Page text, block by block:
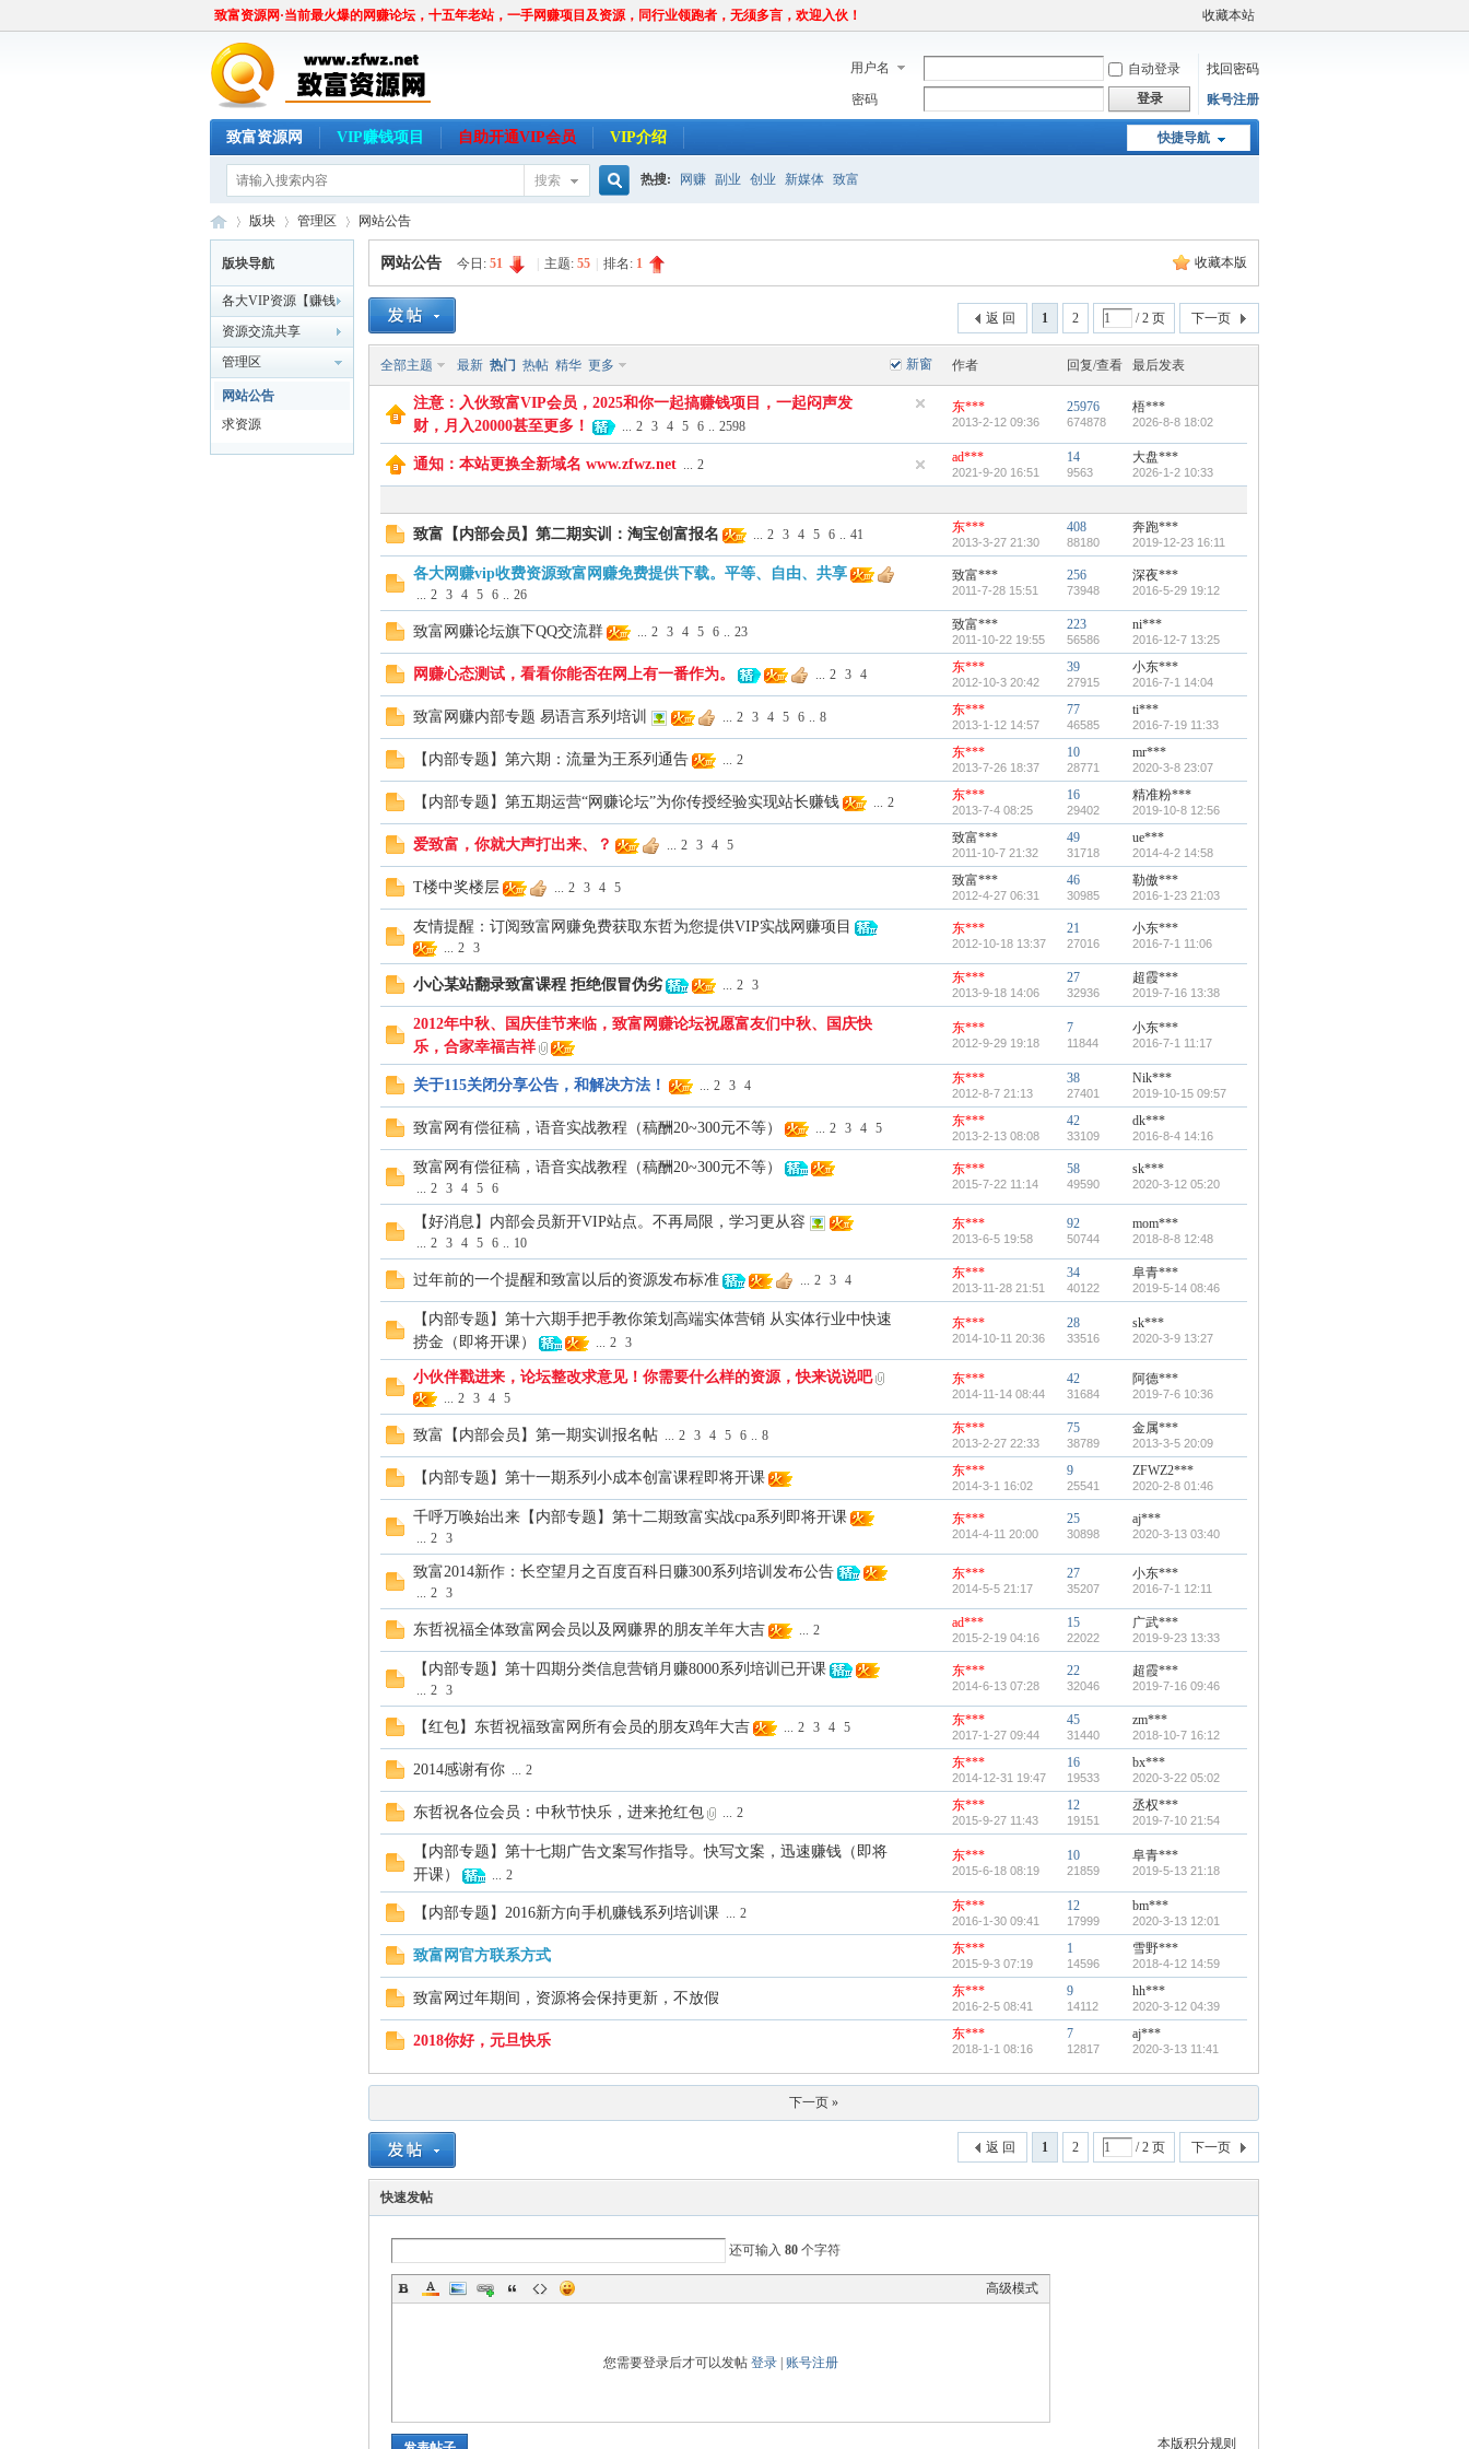
致富资源网·当前最火爆的网赚论坛，十五年老站，一手网赚项目及资源，同行业领跑者，无须多言，欢迎入伙！ 收藏本站
用户名 自动登录
找回密码
密码
登录 账号注册
快捷导航
致富资源网 VIP赚钱项目 自助开通VIP会员 VIP介绍
搜索 热搜: 网赚 副业 创业 新媒体 致富
致 »
版块
›
管理区
›
网站公告
版块导航
各大VIP资源【赚钱
项目，全网唯一】
资源交流共享
管理区
网站公告
求资源
收藏本版
网站公告 今日: 51 主题: 55 排名: 1
1 2 / 2 页 下一页
返 回
新窗
全部主题 最新 热门 热帖 精华 更多 作者 回复/查看 最后发表
注意：入伙致富VIP会员，2025和你一起搞赚钱项目，一起闷声发
财，月入20000甚至更多！
... 2 3 4 5 6 .. 2598
东***
2013-2-12 09:36
25976
674878
梧***
2026-8-8 18:02
通知：本站更换全新域名 www.zfwz.net ... 2 ad***
2021-9-20 16:51
14
9563
大盘***
2026-1-2 10:33
致富【内部会员】第二期实训：淘宝创富报名 ... 2 3 4 5 6 .. 41 东***
2013-3-27 21:30
408
88180
奔跑***
2019-12-23 16:11
各大网赚vip收费资源致富网赚免费提供下载。平等、自由、共享
... 2 3 4 5 6 .. 26
致富***
2011-7-28 15:51
256
73948
深夜***
2016-5-29 19:12
致富网赚论坛旗下QQ交流群 ... 2 3 4 5 6 .. 23 致富***
2011-10-22 19:55
223
56586
ni***
2016-12-7 13:25
网赚心态测试，看看你能否在网上有一番作为。 ... 2 3 4 东***
2012-10-3 20:42
39
27915
小东***
2016-7-1 14:04
致富网赚内部专题 易语言系列培训 ... 2 3 4 5 6 .. 8 东***
2013-1-12 14:57
77
46585
ti***
2016-7-19 11:33
【内部专题】第六期：流量为王系列通告 ... 2 东***
2013-7-26 18:37
10
28771
mr***
2020-3-8 23:07
【内部专题】第五期运营“网赚论坛”为你传授经验实现站长赚钱 ... 2 东***
2013-7-4 08:25
16
29402
精准粉***
2019-10-8 12:56
爱致富，你就大声打出来、？ ... 2 3 4 5 致富***
2011-10-7 21:32
49
31718
ue***
2014-4-2 14:58
T楼中奖楼层 ... 2 3 4 5 致富***
2012-4-27 06:31
46
30985
勒傲***
2016-1-23 21:03
友情提醒：订阅致富网赚免费获取东哲为您提供VIP实战网赚项目
... 2 3
东***
2012-10-18 13:37
21
27016
小东***
2016-7-1 11:06
小心某站翻录致富课程 拒绝假冒伪劣 ... 2 3 东***
2013-9-18 14:06
27
32936
超霞***
2019-7-16 13:38
2012年中秋、国庆佳节来临，致富网赚论坛祝愿富友们中秋、国庆快
乐，合家幸福吉祥
东***
2012-9-29 19:18
7
11844
小东***
2016-7-1 11:17
关于115关闭分享公告，和解决方法！ ... 2 3 4 东***
2012-8-7 21:13
38
27401
Nik***
2019-10-15 09:57
致富网有偿征稿，语音实战教程（稿酬20~300元不等） ... 2 3 4 5 东***
2013-2-13 08:08
42
33109
dk***
2016-8-4 14:16
致富网有偿征稿，语音实战教程（稿酬20~300元不等）
... 2 3 4 5 6
东***
2015-7-22 11:14
58
49590
sk***
2020-3-12 05:20
【好消息】内部会员新开VIP站点。不再局限，学习更从容
... 2 3 4 5 6 .. 10
东***
2013-6-5 19:58
92
50744
mom***
2018-8-8 12:48
过年前的一个提醒和致富以后的资源发布标准 ... 2 3 4 东***
2013-11-28 21:51
34
40122
阜青***
2019-5-14 08:46
【内部专题】第十六期手把手教你策划高端实体营销 从实体行业中快速
捞金（即将开课）
... 2 3
东***
2014-10-11 20:36
28
33516
sk***
2020-3-9 13:27
小伙伴戳进来，论坛整改求意见！你需要什么样的资源，快来说说吧
... 2 3 4 5
东***
2014-11-14 08:44
42
31684
阿德***
2019-7-6 10:36
致富【内部会员】第一期实训报名帖 ... 2 3 4 5 6 .. 8 东***
2013-2-27 22:33
75
38789
金属***
2013-3-5 20:09
【内部专题】第十一期系列小成本创富课程即将开课 东***
2014-3-1 16:02
9
25541
ZFWZ2***
2020-2-8 01:46
千呼万唤始出来【内部专题】第十二期致富实战cpa系列即将开课
... 2 3
东***
2014-4-11 20:00
25
30898
aj***
2020-3-13 03:40
致富2014新作：长空望月之百度百科日赚300系列培训发布公告
... 2 3
东***
2014-5-5 21:17
27
35207
小东***
2016-7-1 12:11
东哲祝福全体致富网会员以及网赚界的朋友羊年大吉 ... 2 ad***
2015-2-19 04:16
15
22022
广武***
2019-9-23 13:33
【内部专题】第十四期分类信息营销月赚8000系列培训已开课
... 2 3
东***
2014-6-13 07:28
22
32046
超霞***
2019-7-16 09:46
【红包】东哲祝福致富网所有会员的朋友鸡年大吉 ... 2 3 4 5 东***
2017-1-27 09:44
45
31440
zm***
2018-10-7 16:12
2014感谢有你 ... 2 东***
2014-12-31 19:47
16
19533
bx***
2020-3-22 05:02
东哲祝各位会员：中秋节快乐，进来抢红包 ... 2 东***
2015-9-27 11:43
12
19151
丞权***
2019-7-10 21:54
【内部专题】第十七期广告文案写作指导。快写文案，迅速赚钱（即将
开课）
... 2
东***
2015-6-18 08:19
10
21859
阜青***
2019-5-13 21:18
【内部专题】2016新方向手机赚钱系列培训课 ... 2 东***
2016-1-30 09:41
12
17999
bm***
2020-3-13 12:01
致富网官方联系方式 东***
2015-9-3 07:19
1
14596
雪野***
2018-4-12 14:59
致富网过年期间，资源将会保持更新，不放假 东***
2016-2-5 08:41
9
14112
hh***
2020-3-12 04:39
2018你好，元旦快乐 东***
2018-1-1 08:16
7
12817
aj***
2020-3-13 11:41
下一页 »
1 2 / 2 页 下一页
返 回
快速发帖
还可输入 80 个字符
高级模式
您需要登录后才可以发帖 登录 账号注册
本版积分规则